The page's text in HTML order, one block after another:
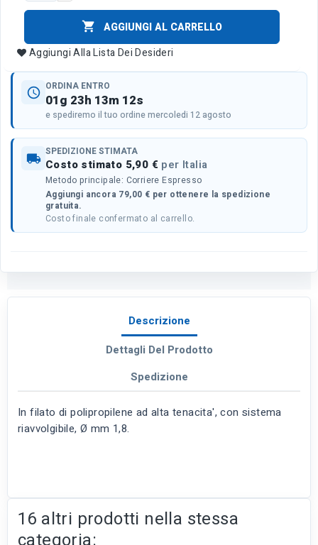

AGGIUNGI AL CARRELLO
Aggiungi Alla Lista Dei Desideri
schedule ORDINA ENTRO
01g 23h 13m 12s
e spediremo il tuo ordine mercoledi 12 agosto
local_shipping SPEDIZIONE STIMATA
Costo stimato 5,90 € per Italia
Metodo principale: Corriere Espresso
Aggiungi ancora 79,00 € per ottenere la spedizione
gratuita.
Costo finale confermato al carrello.
Descrizione
Dettagli Del Prodotto
Spedizione
In filato di polipropilene ad alta tenacita', con sistema
riavvolgibile, Ø mm 1,8.
16 altri prodotti nella stessa